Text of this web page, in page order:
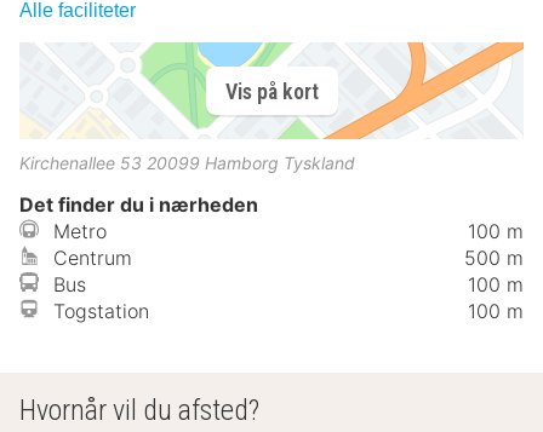
Alle faciliteter
Vis på kort
Kirchenallee 53 20099 Hamborg Tyskland
Det finder du i nærheden
Metro
100 m
Centrum
500 m
Bus
100 m
Togstation
100 m
Hvornår vil du afsted?